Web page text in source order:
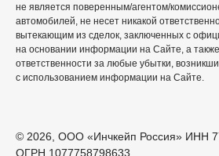
не является поверенным/агентом/
автомобилей, не несет никакой
вытекающим из сделок, заключенных с
на основании информации на Сайте, а
ответственности за любые убытки,
с использованием информации на Сайте.
© 2026, ООО «Инчкейп Россия» ИНН
ОГРН 1077758798633